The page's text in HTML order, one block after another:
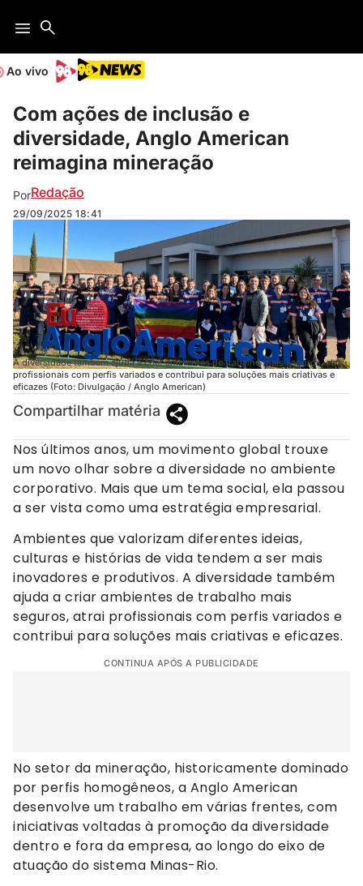
Ao vivo
Com ações de inclusão e
diversidade, Anglo American
reimagina mineração
PorRedação
29/09/2025 18:41
A diversidade também ajuda a criar ambientes de trabalho mais seguros, atrai
profissionais com perfis variados e contribui para soluções mais criativas e
eficazes (Foto: Divulgação / Anglo American)
Compartilhar matéria
Nos últimos anos, um movimento global trouxe
um novo olhar sobre a diversidade no ambiente
corporativo. Mais que um tema social, ela passou
a ser vista como uma estratégia empresarial.
Ambientes que valorizam diferentes ideias,
culturas e histórias de vida tendem a ser mais
inovadores e produtivos. A diversidade também
ajuda a criar ambientes de trabalho mais
seguros, atrai profissionais com perfis variados e
contribui para soluções mais criativas e eficazes.
CONTINUA APÓS A PUBLICIDADE
No setor da mineração, historicamente dominado
por perfis homogêneos, a Anglo American
desenvolve um trabalho em várias frentes, com
iniciativas voltadas à promoção da diversidade
dentro e fora da empresa, ao longo do eixo de
atuação do sistema Minas-Rio.